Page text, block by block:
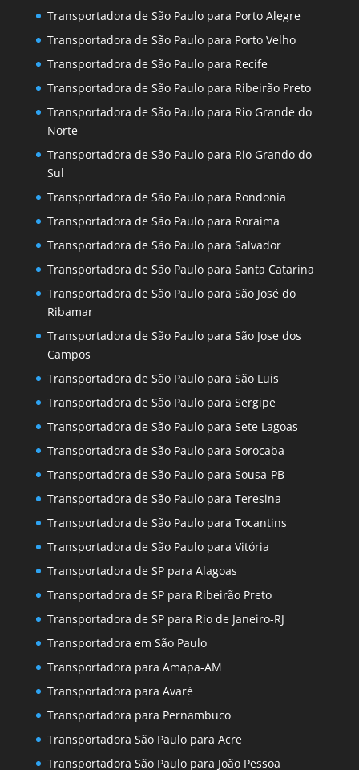
Transportadora de São Paulo para Porto Alegre
Transportadora de São Paulo para Porto Velho
Transportadora de São Paulo para Recife
Transportadora de São Paulo para Ribeirão Preto
Transportadora de São Paulo para Rio Grande do
Norte
Transportadora de São Paulo para Rio Grando do
Sul
Transportadora de São Paulo para Rondonia
Transportadora de São Paulo para Roraima
Transportadora de São Paulo para Salvador
Transportadora de São Paulo para Santa Catarina
Transportadora de São Paulo para São José do
Ribamar
Transportadora de São Paulo para São Jose dos
Campos
Transportadora de São Paulo para São Luis
Transportadora de São Paulo para Sergipe
Transportadora de São Paulo para Sete Lagoas
Transportadora de São Paulo para Sorocaba
Transportadora de São Paulo para Sousa-PB
Transportadora de São Paulo para Teresina
Transportadora de São Paulo para Tocantins
Transportadora de São Paulo para Vitória
Transportadora de SP para Alagoas
Transportadora de SP para Ribeirão Preto
Transportadora de SP para Rio de Janeiro-RJ
Transportadora em São Paulo
Transportadora para Amapa-AM
Transportadora para Avaré
Transportadora para Pernambuco
Transportadora São Paulo para Acre
Transportadora São Paulo para João Pessoa